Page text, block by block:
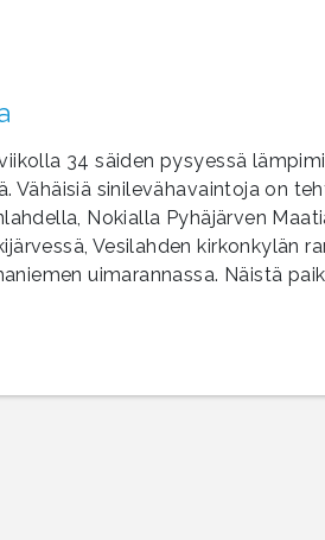
34 säiden pysyessä
Vähäisiä sinilevähavaintoja on
Nokialla Pyhäjärven
Vesilahden kirkonkylän
uimarannassa. Näistä